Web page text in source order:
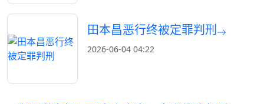
田本昌恶行终被定罪判刑
2026-06-04 04:22